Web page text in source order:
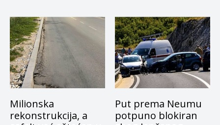
Milionska
rekonstrukcija, a
Put prema Neumu
potpuno blokiran